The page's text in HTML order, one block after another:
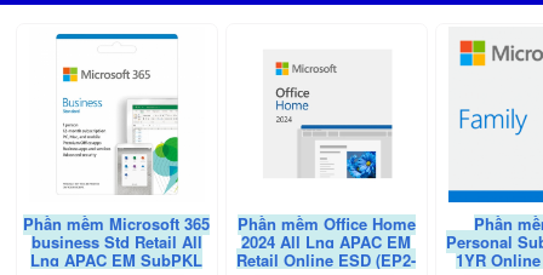
Phần mềm Microsoft 365
business Std Retail All
Lng APAC EM SubPKL
Phần mềm Office Home
2024 All Lng APAC EM
Retail Online ESD (EP2-
Phần
Personal
1YR